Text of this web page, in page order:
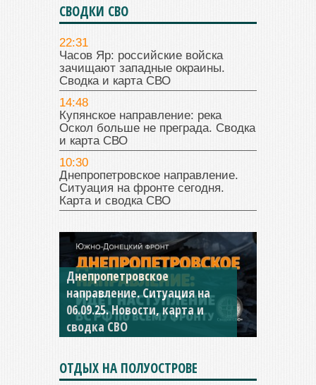
СВОДКИ СВО
22:31
Часов Яр: российские войска
зачищают западные окраины.
Сводка и карта СВО
14:48
Купянское направление: река
Оскол больше не преграда. Сводка
и карта СВО
10:30
Днепропетровское направление.
Ситуация на фронте сегодня.
Карта и сводка СВО
Днепропетровское
направление. Ситуация на
06.09.25. Новости, карта и
сводка СВО
Константиновское
направление. Ситуация на
04.09.25 Новости, карта и
сводка СВО
ОТДЫХ НА ПОЛУОСТРОВЕ